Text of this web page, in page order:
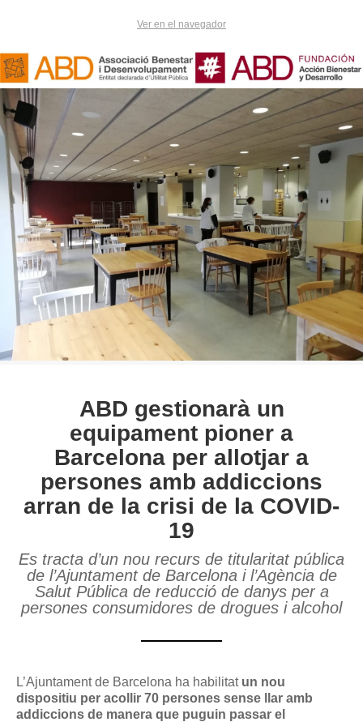
Ver en el navegador
ABD gestionarà un
equipament pioner a
Barcelona per allotjar a
persones amb addiccions
arran de la crisi de la COVID-
19
Es tracta d’un nou recurs de titularitat pública
de l’Ajuntament de Barcelona i l’Agència de
Salut Pública de reducció de danys per a
persones consumidores de drogues i alcohol
L’Ajuntament de Barcelona ha habilitat un nou
dispositiu per acollir 70 persones sense llar amb
addiccions de manera que puguin passar el